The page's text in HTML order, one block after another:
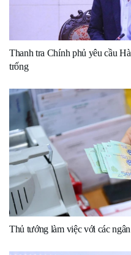
Thanh tra Chính phủ yêu cầu
trống
Thủ tướng làm việc với các